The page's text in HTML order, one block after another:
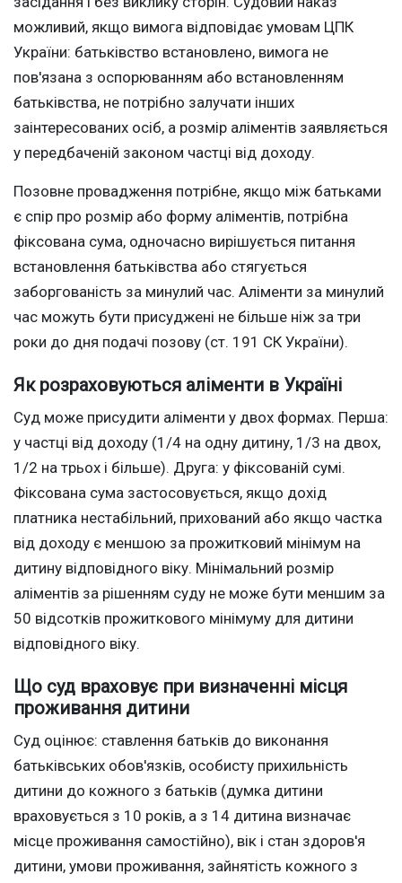
можливий, якщо вимога відповідає умовам ЦПК
України: батьківство встановлено, вимога не
пов'язана з оспорюванням або встановленням
батьківства, не потрібно залучати інших
заінтересованих осіб, а розмір аліментів заявляється
у передбаченій законом частці від доходу.
Позовне провадження потрібне, якщо між батьками
є спір про розмір або форму аліментів, потрібна
фіксована сума, одночасно вирішується питання
встановлення батьківства або стягується
заборгованість за минулий час. Аліменти за минулий
час можуть бути присуджені не більше ніж за три
роки до дня подачі позову (ст. 191 СК України).
Як розраховуються аліменти в Україні
Суд може присудити аліменти у двох формах. Перша:
у частці від доходу (1/4 на одну дитину, 1/3 на двох,
1/2 на трьох і більше). Друга: у фіксованій сумі.
Фіксована сума застосовується, якщо дохід
платника нестабільний, прихований або якщо частка
від доходу є меншою за прожитковий мінімум на
дитину відповідного віку. Мінімальний розмір
аліментів за рішенням суду не може бути меншим за
50 відсотків прожиткового мінімуму для дитини
відповідного віку.
Що суд враховує при визначенні місця
проживання дитини
Суд оцінює: ставлення батьків до виконання
батьківських обов'язків, особисту прихильність
дитини до кожного з батьків (думка дитини
враховується з 10 років, а з 14 дитина визначає
місце проживання самостійно), вік і стан здоров'я
дитини, умови проживання, зайнятість кожного з